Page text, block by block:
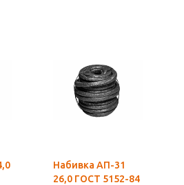
Набивка АП-31
26,0 ГОСТ 5152-84